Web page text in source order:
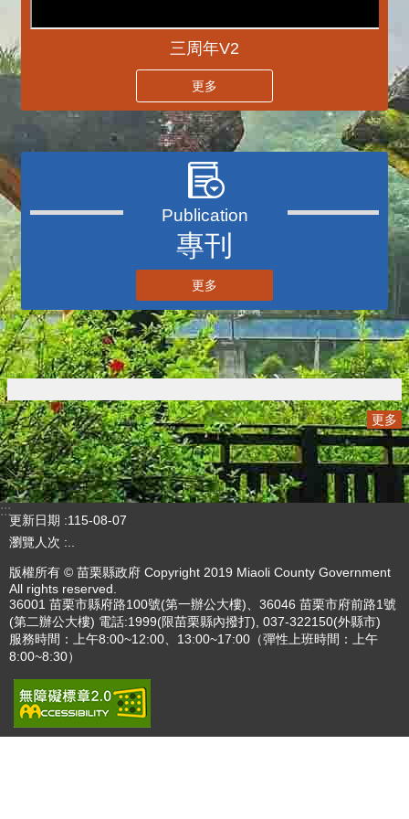
三周年V2
更多
專刊
更多
更多
:::
更新日期
115-08-07
瀏覽人次
版權所有 © 苗栗縣政府 Copyright 2019 Miaoli County Government
All rights reserved.
36001 苗栗市縣府路100號(第一辦公大樓)、36046 苗栗市府前路1號
(第二辦公大樓) 電話:1999(限苗栗縣內撥打), 037-322150(外縣市)
服務時間：上午8:00~12:00、13:00~17:00（彈性上班時間：上午
8:00~8:30）